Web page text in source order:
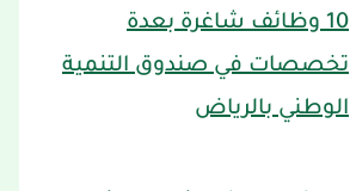
10 وظائف شاغرة بعدة
تخصصات في صندوق التنمية
الوطني بالرياض